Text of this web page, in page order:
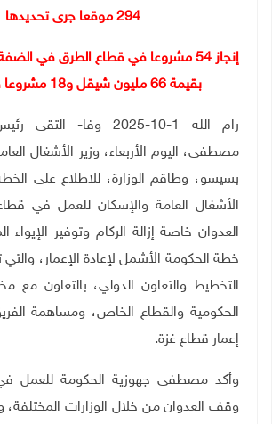
294 موقعا جرى تحديدها
إنجاز 54 مشروعا في قطاع الطرق في
بقيمة 66 مليون شيقل و18 مشروعا قيد الإنجاز
رام الله 1-10-2025 وفا-
التقى
مصطفى، اليوم الأربعاء، وزير الأشغال
بسيسو، وطاقم الوزارة، للاطلاع على الخطة
الأشغال العامة والإسكان للعمل في
العدوان خاصة إزالة الركام وتوفير
خطة الحكومة الأشمل لإعادة الإعمار،
التخطيط والتعاون الدولي، بالتعاون
الحكومية والقطاع الخاص، ومساهمة
إعمار قطاع غزة.
وأكد مصطفى جهوزية الحكومة للعمل
وقف العدوان من خلال الوزارات المختلفة،